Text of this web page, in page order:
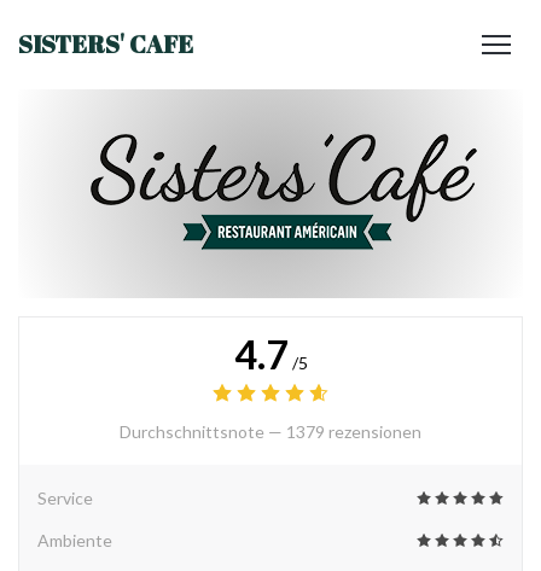
SISTERS' CAFE
4.7 /5
Durchschnittsnote — 1379 rezensionen
Service
Ambiente